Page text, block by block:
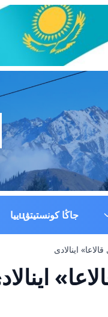
جاڭا كونستيتۋцييا